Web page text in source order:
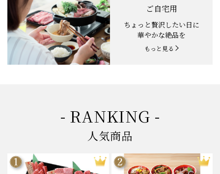
ご自宅用
ちょっと贅沢したい日に
華やかな絶品を
もっと見る
- RANKING -
人気商品